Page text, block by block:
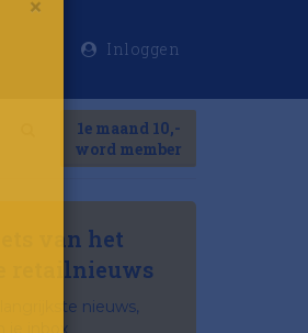
Inloggen
1e maand 10,-
word member
van het
retailnieuws
nieuws,
je inbox